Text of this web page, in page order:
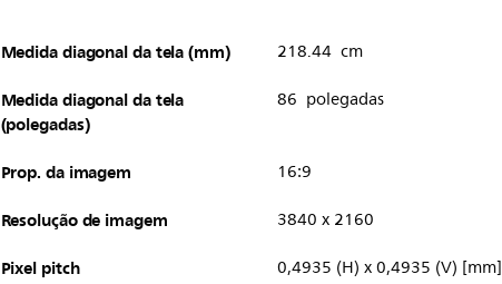
Medida diagonal da tela (mm) 218.44 cm
Medida diagonal da tela
(polegadas)
86 polegadas
Prop. da imagem 16:9
Resolução de imagem 3840 x 2160
Pixel pitch 0,4935 (H) x 0,4935 (V) [mm]